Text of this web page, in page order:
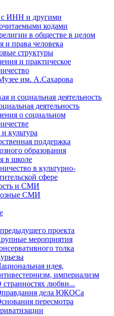
с ИНН и другими
кодами
в обществе в целом
и права человека
структуры
и практическое
им. А.Сахарова
и социальная деятельность
деятельность
о социальном
культура
поддержка
образования
в школе
в культурно-
сфере
и СМИ
СМИ
проекта
мероприятия
толка
идея,
империализм
странностях любви...
дела ЮКОСа
пересмотра